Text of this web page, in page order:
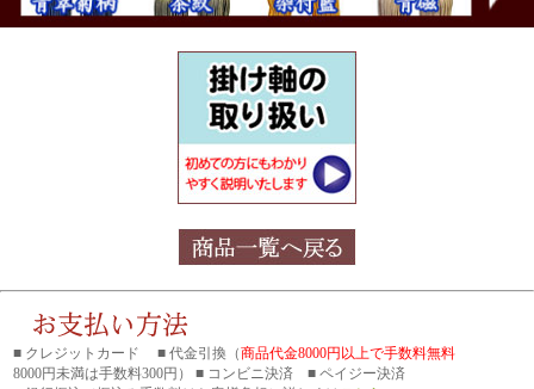
■ クレジットカード ■ 代金引換（商品代金8000円以上で手数料無料
8000円未満は手数料300円） ■ コンビニ決済 ■ ペイジー決済